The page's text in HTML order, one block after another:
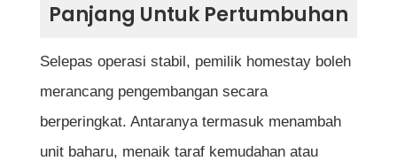
Panjang Untuk Pertumbuhan
Selepas operasi stabil, pemilik homestay boleh
merancang pengembangan secara
berperingkat. Antaranya termasuk menambah
unit baharu, menaik taraf kemudahan atau